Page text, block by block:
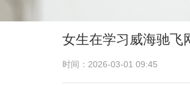
女生在学习威海驰飞
时间：2026-03-01 09:45